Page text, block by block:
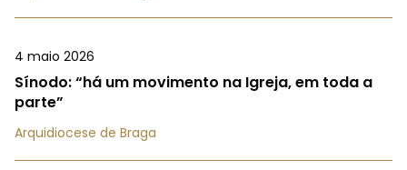
4 maio 2026
Sínodo: “há um movimento na Igreja, em toda a
parte”
Arquidiocese de Braga